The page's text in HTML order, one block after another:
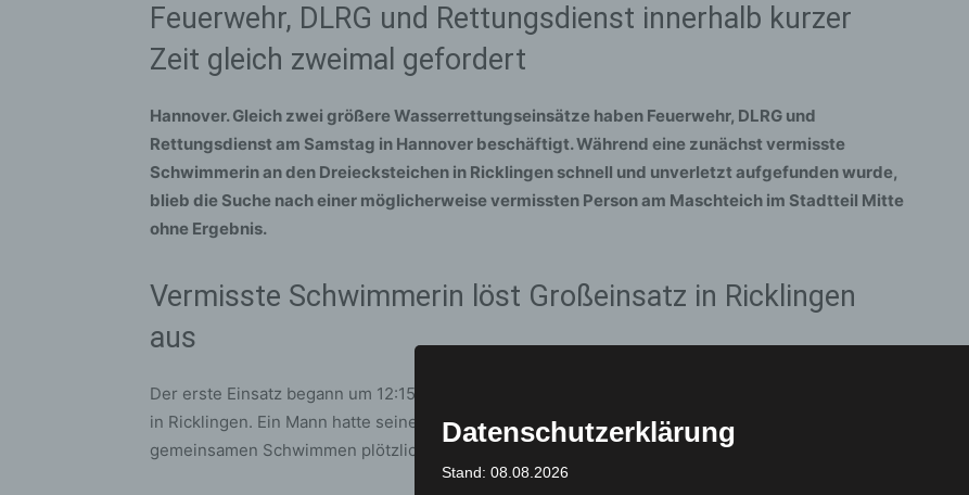
Feuerwehr, DLRG und Rettungsdienst innerhalb kurzer
Zeit gleich zweimal gefordert
Hannover. Gleich zwei größere Wasserrettungseinsätze haben Feuerwehr, DLRG und
Rettungsdienst am Samstag in Hannover beschäftigt. Während eine zunächst vermisste
Schwimmerin an den Dreiecksteichen in Ricklingen schnell und unverletzt aufgefunden wurde,
blieb die Suche nach einer möglicherweise vermissten Person am Maschteich im Stadtteil Mitte
ohne Ergebnis.
Vermisste Schwimmerin löst Großeinsatz in Ricklingen
aus
Der erste Einsatz begann um 12:15 Uhr im Bereich der Dreiecksteiche am Horst-Schweimler-Weg
in Ricklingen. Ein Mann hatte seine Ehefrau als vermisst gemeldet, nachdem er sie beim
gemeinsamen Schwimmen plötzlich aus den Augen verloren hatte.
Datenschutzerklärung
Stand: 08.08.2026